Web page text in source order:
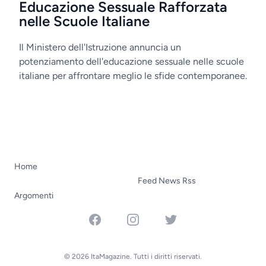
Educazione Sessuale Rafforzata
nelle Scuole Italiane
Il Ministero dell'Istruzione annuncia un
potenziamento dell'educazione sessuale nelle scuole
italiane per affrontare meglio le sfide contemporanee.
Home
Argomenti
Feed News Rss
FacebookInstagramTwitter
© 2026 ItaMagazine. Tutti i diritti riservati.